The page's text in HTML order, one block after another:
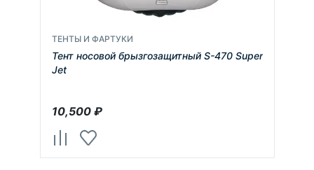
ТЕНТЫ И ФАРТУКИ
Тент носовой брызгозащитный S-470 Super
Jet
10,500₽